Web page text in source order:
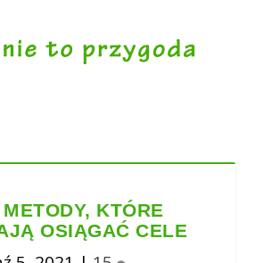
KTÓRE
OSIĄGAĆ CELE